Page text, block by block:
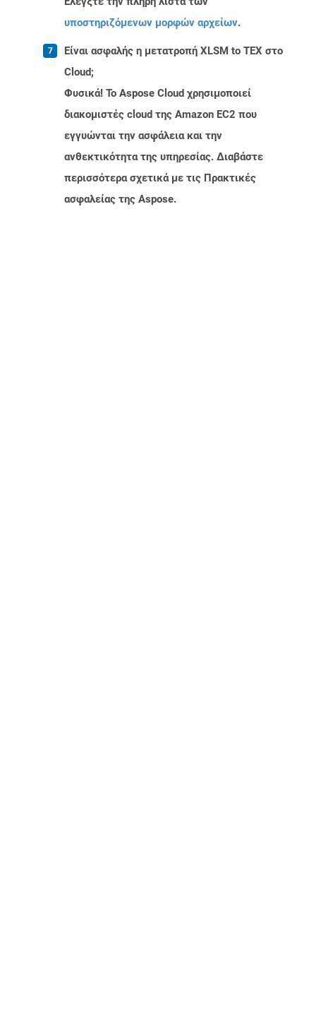
υποστηριζόμενων μορφών αρχείων.
Είναι ασφαλής η μετατροπή XLSM to TEX στο
Cloud;
Φυσικά! Το Aspose Cloud χρησιμοποιεί
διακομιστές cloud της Amazon EC2 που
εγγυώνται την ασφάλεια και την
ανθεκτικότητα της υπηρεσίας. Διαβάστε
περισσότερα σχετικά με τις Πρακτικές
ασφαλείας της Aspose.